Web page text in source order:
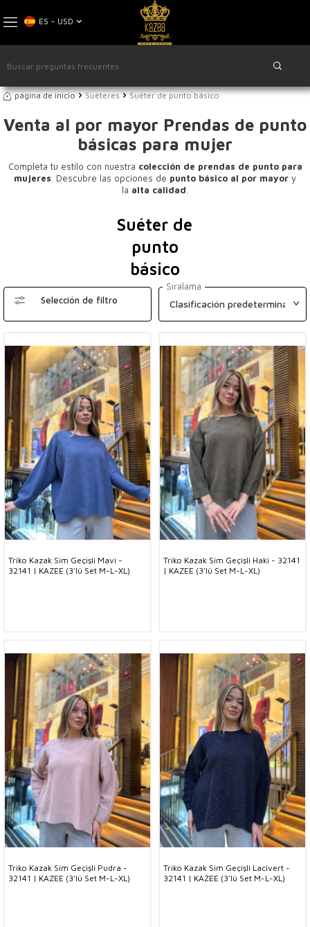
ES − USD
página de inicio Suéteres Suéter de punto básico
Venta al por mayor Prendas de punto
básicas para mujer
Completa tu estilo con nuestra colección de prendas de punto para
mujeres . Descubre las opciones de punto básico al por mayor y
la alta calidad
Suéter de
punto
básico
Selección de filtro
Sıralama
Triko Kazak Sim Geçişli Mavi -
32141 | KAZEE (3'lü Set M-L-XL)
Triko Kazak Sim Geçişli Haki - 32141
| KAZEE (3'lü Set M-L-XL)
Triko Kazak Sim Geçişli Pudra -
32141 | KAZEE (3'lü Set M-L-XL)
Triko Kazak Sim Geçişli Lacivert -
32141 | KAZEE (3'lü Set M-L-XL)